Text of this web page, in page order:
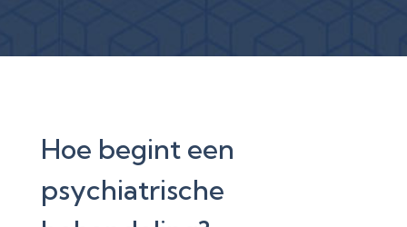
Hoe begint een
psychiatrische